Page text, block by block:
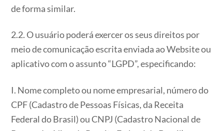
de forma similar.
2.2. O usuário poderá exercer os seus direitos por
meio de comunicação escrita enviada ao Website ou
aplicativo com o assunto “LGPD”, especificando:
I. Nome completo ou nome empresarial, número do
CPF (Cadastro de Pessoas Físicas, da Receita
Federal do Brasil) ou CNPJ (Cadastro Nacional de